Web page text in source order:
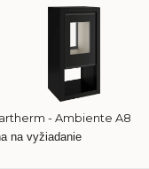
- Ambiente A8
na vyžiadanie